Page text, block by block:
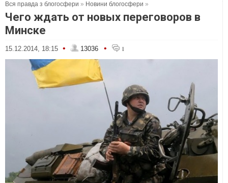
Вся правда з блогосфери » Новини блогосфери »
Чего ждать от новых переговоров в
Минске
15.12.2014, 18:15 • 13036 • 1